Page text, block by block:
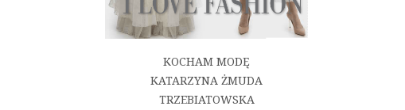
KOCHAM MODĘ
KATARZYNA ŻMUDA
TRZEBIATOWSKA